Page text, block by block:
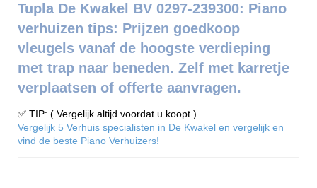
Tupla De Kwakel BV 0297-239300: Piano
verhuizen tips: Prijzen goedkoop
vleugels vanaf de hoogste verdieping
met trap naar beneden. Zelf met karretje
verplaatsen of offerte aanvragen.
✅ TIP: ( Vergelijk altijd voordat u koopt )
Vergelijk 5 Verhuis specialisten in De Kwakel en vergelijk en
vind de beste Piano Verhuizers!